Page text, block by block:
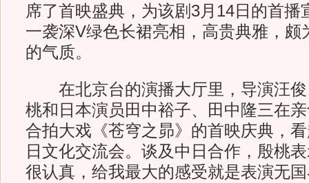
席了首映盛典，为该剧3月14日的首播
一袭深V绿色长裙亮相，高贵典雅，颇
的气质。
在北京台的演播大厅里，导演汪俊
桃和日本演员田中裕子、田中隆三在
合拍大戏《苍穹之昴》的首映庆典，
日文化交流会。谈及中日合作，殷桃
很认真，给我最大的感受就是表演无